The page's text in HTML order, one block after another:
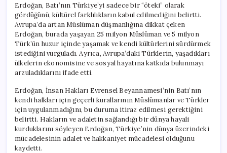
Erdoğan, Batı’nın Türkiye’yi sadece bir “öteki” olarak
gördüğünü, kültürel farklılıkların kabul edilmediğini belirtti.
Avrupa’da artan Müslüman düşmanlığına dikkat çeken
Erdoğan, burada yaşayan 25 milyon Müslüman ve 5 milyon
Türk’ün huzur içinde yaşamak ve kendi kültürlerini sürdürmek
istediğini vurguladı. Ayrıca, Avrupa’daki Türklerin, yaşadıkları
ülkelerin ekonomisine ve sosyal hayatına katkıda bulunmayı
arzuladıklarını ifade etti.
Erdoğan, İnsan Hakları Evrensel Beyannamesi’nin Batı’nın
kendi halkları için geçerli kurallarının Müslümanlar ve Türkler
için uygulanmadığını, bu duruma itiraz edilmesi gerektiğini
belirtti. Hakların ve adaletin sağlandığı bir dünya hayali
kurduklarını söyleyen Erdoğan, Türkiye’nin dünya üzerindeki
mücadelesinin adalet ve hakkaniyet mücadelesi olduğunu
kaydetti.